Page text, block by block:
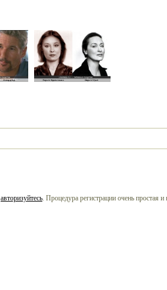
авторизуйтесь . Процедура регистрации очень простая и